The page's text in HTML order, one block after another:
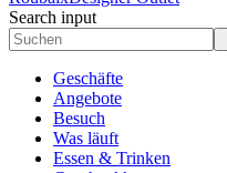
Search input
Geschäfte
Angebote
Besuch
Was läuft
Essen & Trinken